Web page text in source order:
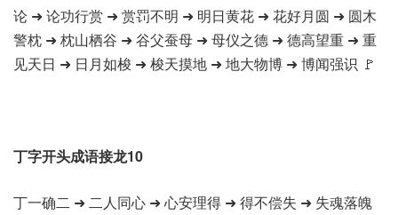
论 ➜ 论功行赏 ➜ 赏罚不明 ➜ 明日黄花 ➜ 花好月圆 ➜ 圆木
警枕 ➜ 枕山栖谷 ➜ 谷父蚕母 ➜ 母仪之德 ➜ 德高望重 ➜ 重
见天日 ➜ 日月如梭 ➜ 梭天摸地 ➜ 地大物博 ➜ 博闻强识 🚩
丁字开头成语接龙10
丁一确二 ➜ 二人同心 ➜ 心安理得 ➜ 得不偿失 ➜ 失魂落魄